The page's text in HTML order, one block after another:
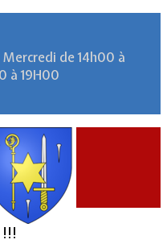
de 14h00 à
à 19H00